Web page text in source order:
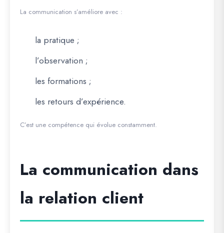
La communication s’améliore avec :
la pratique ;
l’observation ;
les formations ;
les retours d’expérience.
C’est une compétence qui évolue constamment.
La communication dans
la relation client